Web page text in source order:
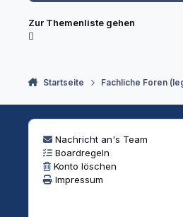
Zur Themenliste gehen
Startseite Fachliche Foren
Nachricht an's Team
Boardregeln
Konto löschen
Impressum